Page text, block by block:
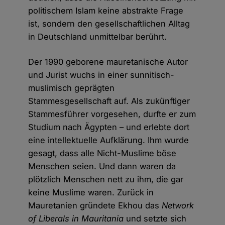
politischem Islam keine abstrakte Frage
ist, sondern den gesellschaftlichen Alltag
in Deutschland unmittelbar berührt.
Der 1990 geborene mauretanische Autor
und Jurist wuchs in einer sunnitisch-
muslimisch geprägten
Stammesgesellschaft auf. Als zukünftiger
Stammesführer vorgesehen, durfte er zum
Studium nach Ägypten – und erlebte dort
eine intellektuelle Aufklärung. Ihm wurde
gesagt, dass alle Nicht-Muslime böse
Menschen seien. Und dann waren da
plötzlich Menschen nett zu ihm, die gar
keine Muslime waren. Zurück in
Mauretanien gründete Ekhou dasNetwork
of Liberals in Mauritania und setzte sich